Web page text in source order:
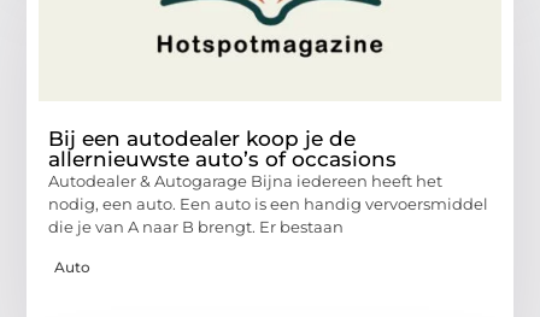
Bij een autodealer koop je de
allernieuwste auto’s of occasions
Autodealer & Autogarage Bijna iedereen heeft het
nodig, een auto. Een auto is een handig vervoersmiddel
die je van A naar B brengt. Er bestaan
Auto